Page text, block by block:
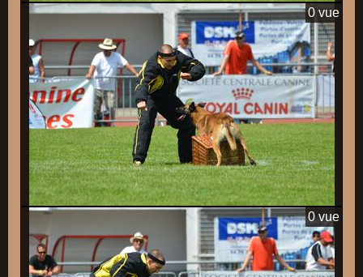
0 vue
0 vue